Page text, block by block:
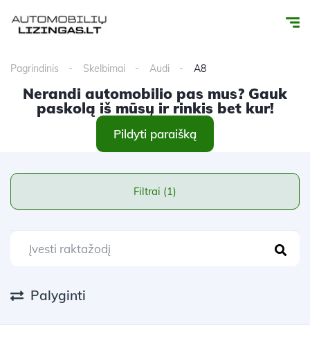
Pagrindinis Skelbimai Audi A8
Nerandi automobilio pas mus? Gauk
paskolą iš mūsų ir rinkis bet kur!
Pildyti paraišką
Filtrai (1)
Palyginti